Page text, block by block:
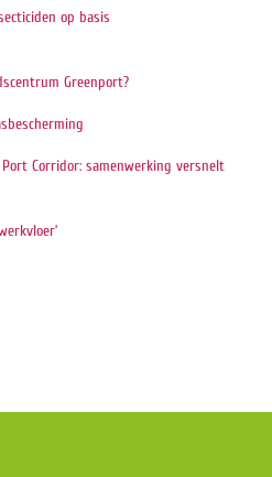
op basis
Greenport?
Corridor: samenwerking versnelt